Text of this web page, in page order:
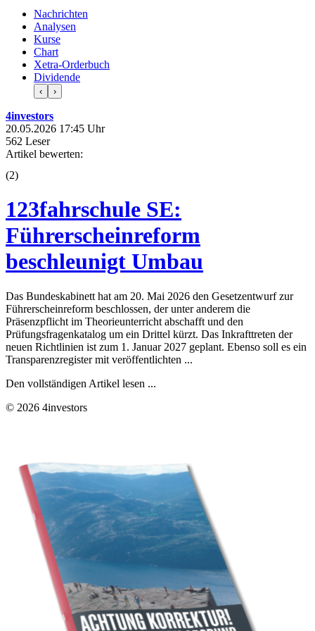
Nachrichten
Analysen
Kurse
Chart
Xetra-Orderbuch
Dividende
‹ ›
4investors
20.05.2026 17:45 Uhr
562 Leser
Artikel bewerten:
(2)
123fahrschule SE:
Führerscheinreform
beschleunigt Umbau
Das Bundeskabinett hat am 20. Mai 2026 den Gesetzentwurf zur
Führerscheinreform beschlossen, der unter anderem die
Präsenzpflicht im Theorieunterricht abschafft und den
Prüfungsfragenkatalog um ein Drittel kürzt. Das Inkrafttreten der
neuen Richtlinien ist zum 1. Januar 2027 geplant. Ebenso soll es ein
Transparenzregister mit veröffentlichten ...
Den vollständigen Artikel lesen ...
© 2026 4investors